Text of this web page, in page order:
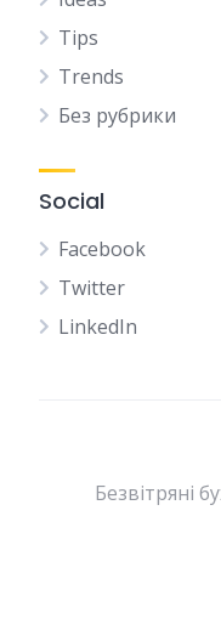
Tips
Trends
Без рубрики
Social
Facebook
Twitter
LinkedIn
Безвітряні